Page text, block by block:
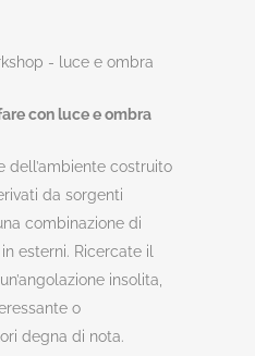
con luce e ombra
dell’ambiente costruito
da sorgenti
combinazione di
esterni. Ricercate il
insolita,
o
degna di nota.